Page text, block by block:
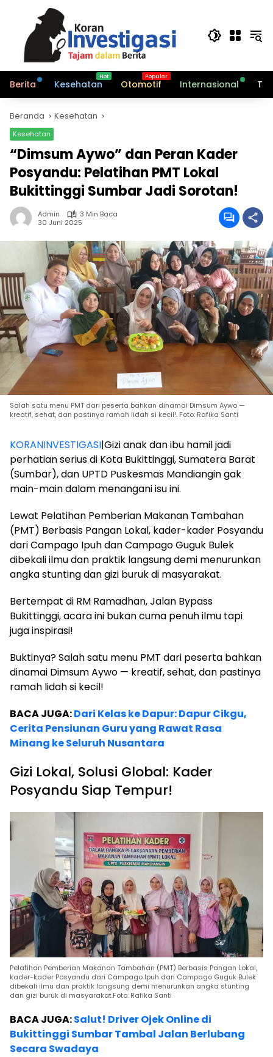
Berita Kesehatan Otomotif Internasional
Beranda Kesehatan
Kesehatan
“Dimsum Aywo” dan Peran Kader
Posyandu: Pelatihan PMT Lokal
Bukittinggi Sumbar Jadi Sorotan!
Admin
3 Min Baca
30 Juni 2025
Salah satu menu PMT dari peserta bahkan dinamai Dimsum Aywo —
kreatif, sehat, dan pastinya ramah lidah si kecil!. Foto: Rafika Santi
KORANINVESTIGASI|Gizi anak dan ibu hamil jadi
perhatian serius di Kota Bukittinggi, Sumatera Barat
(Sumbar), dan UPTD Puskesmas Mandiangin gak
main-main dalam menangani isu ini.
Lewat Pelatihan Pemberian Makanan Tambahan
(PMT) Berbasis Pangan Lokal, kader-kader Posyandu
dari Campago Ipuh dan Campago Guguk Bulek
dibekali ilmu dan praktik langsung demi menurunkan
angka stunting dan gizi buruk di masyarakat.
Bertempat di RM Ramadhan, Jalan Bypass
Bukittinggi, acara ini bukan cuma penuh ilmu tapi
juga inspirasi!
Buktinya? Salah satu menu PMT dari peserta bahkan
dinamai Dimsum Aywo — kreatif, sehat, dan pastinya
ramah lidah si kecil!
BACA JUGA:Dari Kelas ke Dapur: Dapur Cikgu,
Cerita Pensiunan Guru yang Rawat Rasa
Minang ke Seluruh Nusantara
Gizi Lokal, Solusi Global: Kader
Posyandu Siap Tempur!
Pelatihan Pemberian Makanan Tambahan (PMT) Berbasis Pangan Lokal,
kader-kader Posyandu dari Campago Ipuh dan Campago Guguk Bulek
dibekali ilmu dan praktik langsung demi menurunkan angka stunting
dan gizi buruk di masyarakat.Foto: Rafika Santi
BACA JUGA:Salut! Driver Ojek Online di
Bukittinggi Sumbar Tambal Jalan Berlubang
Secara Swadaya